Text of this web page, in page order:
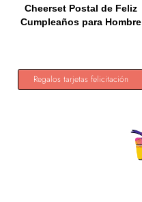
Cheerset Postal de Feliz
Cumpleaños para Hombre
Regalos tarjetas felicitación